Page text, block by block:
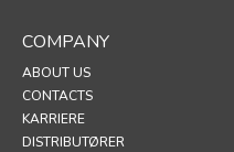
COMPANY
ABOUT US
CONTACTS
KARRIERE
DISTRIBUTØRER